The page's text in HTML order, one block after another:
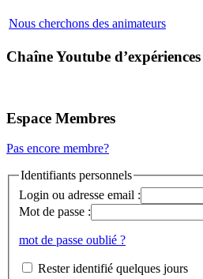
Nous cherchons des animateurs
Chaîne Youtube d’expériences
Espace Membres
Pas encore membre?
Identifiants personnels
Login ou adresse email :
Mot de passe :
mot de passe oublié ?
Rester identifié quelques jours